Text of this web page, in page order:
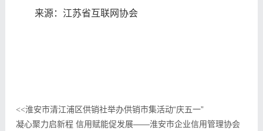
来源： 江苏省互联网协会
<<淮安市清江浦区供销社举办供销市集活动“庆五一”
凝心聚力启新程 信用赋能促发展——淮安市企业信用管理协会